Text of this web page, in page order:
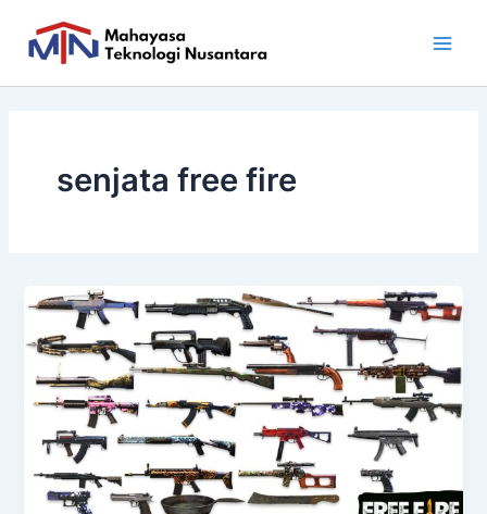
content
senjata free fire